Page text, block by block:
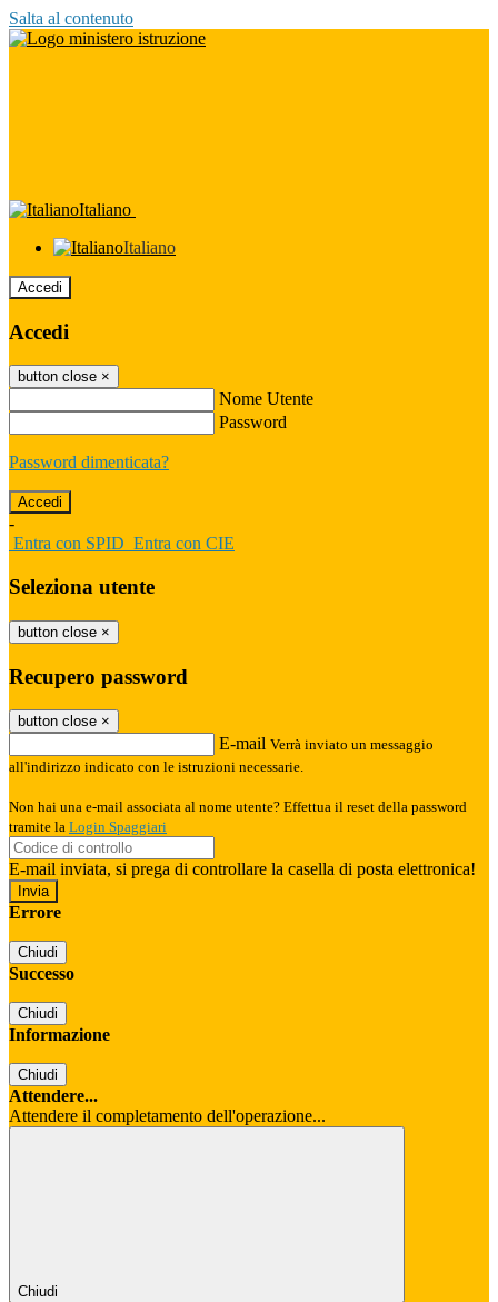
Salta al contenuto
Italiano
Italiano
Accedi
Accedi
button close ×
Nome Utente
Password
Password dimenticata?
-
Entra con SPID Entra con CIE
Seleziona utente
button close ×
Recupero password
button close ×
E-mail Verrà inviato un messaggio
all'indirizzo indicato con le istruzioni necessarie.
Non hai una e-mail associata al nome utente? Effettua il reset della password
tramite la Login Spaggiari
E-mail inviata, si prega di controllare la casella di posta elettronica!
Errore
Chiudi
Successo
Chiudi
Informazione
Chiudi
Attendere...
Attendere il completamento dell'operazione...
Chiudi